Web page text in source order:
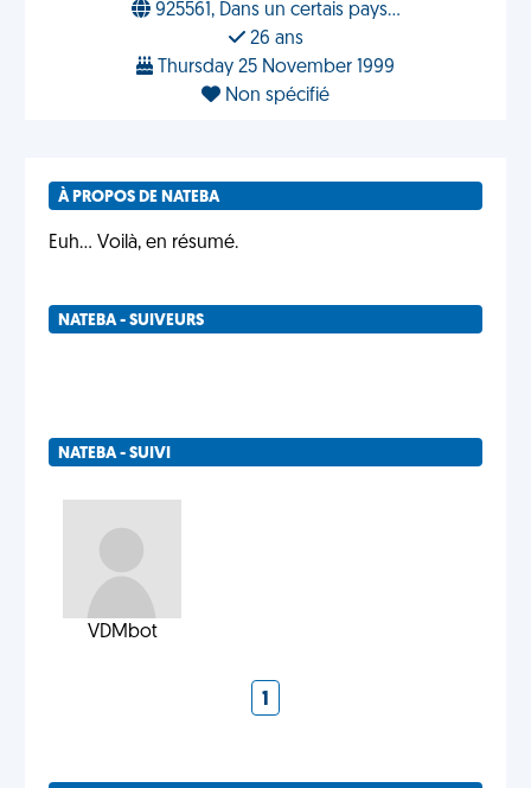
925561, Dans un certais pays...
26 ans
Thursday 25 November 1999
Non spécifié
À PROPOS DE NATEBA
Euh... Voilà, en résumé.
NATEBA - SUIVEURS
NATEBA - SUIVI
VDMbot
1